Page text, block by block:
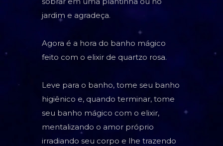
jardim e agradeça.
Agora é a hora do banho mágico
feito com o elixir de quartzo rosa.
Leve para o banho, tome seu banho
higiênico e, quando terminar, tome
seu banho mágico com o elixir,
mentalizando o amor próprio
irradiando seu corpo e lhe trazendo